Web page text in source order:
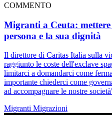
COMMENTO
Migranti a Ceuta: mettere
persona e la sua dignità
Il direttore di Caritas Italia sulla
raggiunto le coste dell'exclave
limitarci a domandarci come
importante chiederci come
ad accompagnare le nostre
Migranti Migrazioni